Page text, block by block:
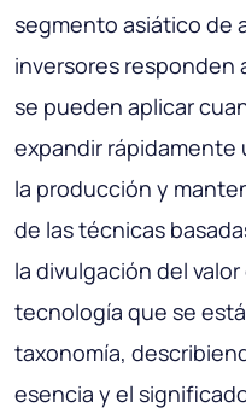
segmento asiático de
inversores responden
se pueden aplicar
expandir rápidamente
la producción y
de las técnicas
la divulgación del
tecnología que se
taxonomía,
esencia y el